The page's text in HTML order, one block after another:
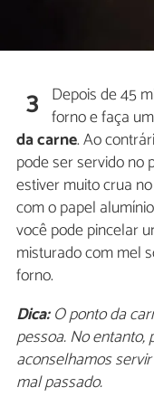
3 Depois de 45
forno e faça
da carne. Ao
pode ser servido no
estiver muito crua
com o papel
você pode pincelar
misturado com mel
forno.
Dica:O ponto da
pessoa. No
aconselhamos
mal passado.